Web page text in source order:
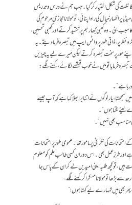
کی شکل اختیار کر گیا۔ جب ہم نے درس و تدریس
پر اظہارِ خیال کی راہ اپنائی، تو مولانا حجازی مرحوم کی
بنی۔ وہ کھبی کبھار ہم پر تنقید کرتے اور کھبی تحسین،
نظر پر ، ذاتی طور پر واٹس ایپ میں تبصرہ فرما دیتے۔ یہ
طور پر سخت تبصرہ کرتے لیکن میرے لیے یہ چیزیں
فرمایا تو میں نے خوب قہقہے لگائے، کہنے لگے:
ہے”۔
یار لوگوں نے اتنا برا بھلا کہا ہے کہ آپ جیسے
لینے لگتا ہوں “۔
مناسب بھی نہیں”۔
کی نگرانی پر مامور تھا۔ عمومی طور پر امتحانات
اور طرزِ عمل بھی۔ اس دوران کسی طالب علم کو معلوم
ہیں، تو کچھ طلبہ اپنی امیدیں لے کر ان کے پاس جا
بڑھا تو مولانا مسکرا کر کہنے لگے،
بھی میں تمہارے لیے کہتا ہوں!”